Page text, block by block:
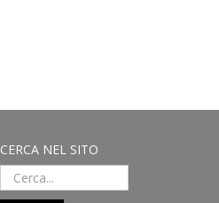
CERCA NEL SITO